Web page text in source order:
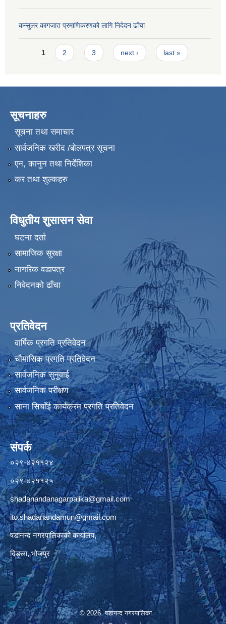
कन्सुलर कागजात प्रमाणिकरणको लागि निदेदन ढाँचा
Pages
1 2 3 next › last »
सूचनाहरु
सूचना तथा समाचार
सार्वजनिक खरीद /बोलपत्र सूचना
एन, कानुन तथा निर्देशिका
कर तथा शुल्कहरु
विधुतीय शुसासन सेवा
घटना दर्ता
सामाजिक सुरक्षा
नागरिक वडापत्र
निवेदनको ढाँचा
प्रतिवेदन
वार्षिक प्रगति प्रतिवेदन
चौमासिक प्रगति प्रतिवेदन
सार्वजनिक सुनुवाई
सार्वजनिक परीक्षण
साना सिचाँई कार्यक्रम प्रगति प्रतिवेदन
संपर्क
०२९-४२११२४
०२९-४२११२५
shadanandanagarpalika@gmail.com
ito.shadanandamun@gmail.com
षडानन्द नगरपालिकाको कार्यालय,
दिङ्ला, भोजपुर
© 2026 षडानन्द नगरपालिका